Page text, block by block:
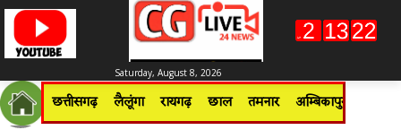
Saturday, August 8, 2026
छत्तीसगढ़ लैलूंगा रायगढ़ छाल तमनार अम्बिकापुर